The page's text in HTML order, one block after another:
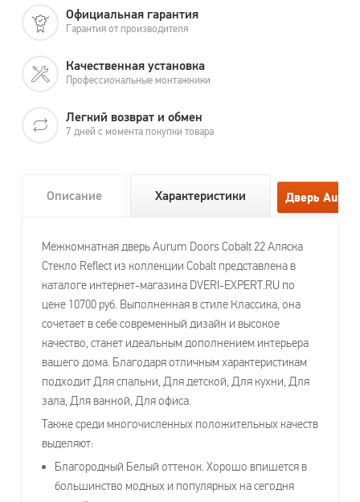
Официальная гарантия
Гарантия от производителя
Качественная установка
Профессиональные монтажники
Легкий возврат и обмен
7 дней с момента покупки товара
Описание Характеристики
Межкомнатная дверь Aurum Doors Cobalt 22 Аляска
Стекло Reflect из коллекции Cobalt представлена в
каталоге интернет-магазина DVERI-EXPERT.RU по
цене 10700 руб. Выполненная в стиле Классика, она
сочетает в себе современный дизайн и высокое
качество, станет идеальным дополнением интерьера
вашего дома. Благодаря отличным характеристикам
подходит Для спальни, Для детской, Для кухни, Для
зала, Для ванной, Для офиса.
Также среди многочисленных положительных качеств
выделяют:
Благородный Белый оттенок. Хорошо впишется в
большинство модных и популярных на сегодня